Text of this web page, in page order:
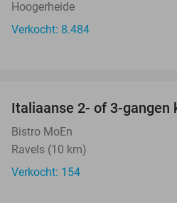
Hoogerheide
Verkocht: 8.484
Italiaanse 2- of 3-gangen
Bistro MoEn
Ravels (10 km)
Verkocht: 154